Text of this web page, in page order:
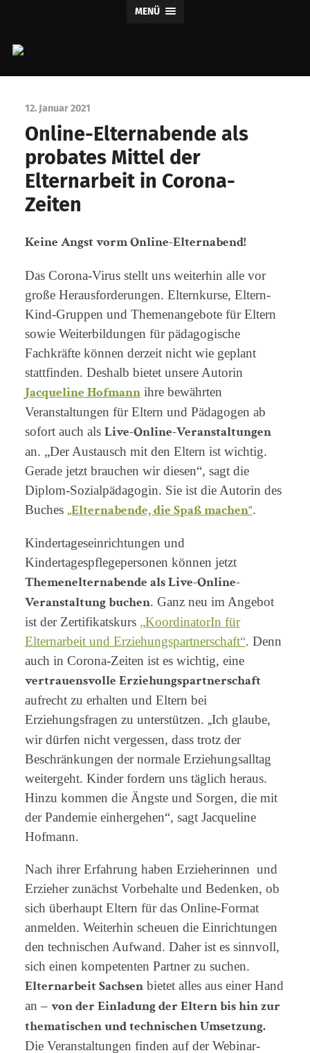
MENÜ
Claus
12. Januar 2021
Online-Elternabende als
probates Mittel der
Elternarbeit in Corona-
Zeiten
Keine Angst vorm Online-Elternabend!
Das Corona-Virus stellt uns weiterhin alle vor
große Herausforderungen. Elternkurse, Eltern-
Kind-Gruppen und Themenangebote für Eltern
sowie Weiterbildungen für pädagogische
Fachkräfte können derzeit nicht wie geplant
stattfinden. Deshalb bietet unsere Autorin
Jacqueline Hofmann ihre bewährten
Veranstaltungen für Eltern und Pädagogen ab
sofort auch als Live-Online-Veranstaltungen
an. „Der Austausch mit den Eltern ist wichtig.
Gerade jetzt brauchen wir diesen“, sagt die
Diplom-Sozialpädagogin. Sie ist die Autorin des
Buches „Elternabende, die Spaß machen“.
Kindertageseinrichtungen und
Kindertagespflegepersonen können jetzt
Themenelternabende als Live-Online-
Veranstaltung buchen. Ganz neu im Angebot
ist der Zertifikatskurs „KoordinatorIn für
Elternarbeit und Erziehungspartnerschaft“. Denn
auch in Corona-Zeiten ist es wichtig, eine
vertrauensvolle Erziehungspartnerschaft
aufrecht zu erhalten und Eltern bei
Erziehungsfragen zu unterstützen. „Ich glaube,
wir dürfen nicht vergessen, dass trotz der
Beschränkungen der normale Erziehungsalltag
weitergeht. Kinder fordern uns täglich heraus.
Hinzu kommen die Ängste und Sorgen, die mit
der Pandemie einhergehen“, sagt Jacqueline
Hofmann.
Nach ihrer Erfahrung haben Erzieherinnen und
Erzieher zunächst Vorbehalte und Bedenken, ob
sich überhaupt Eltern für das Online-Format
anmelden. Weiterhin scheuen die Einrichtungen
den technischen Aufwand. Daher ist es sinnvoll,
sich einen kompetenten Partner zu suchen.
Elternarbeit Sachsen bietet alles aus einer Hand
an – von der Einladung der Eltern bis hin zur
thematischen und technischen Umsetzung.
Die Veranstaltungen finden auf der Webinar-